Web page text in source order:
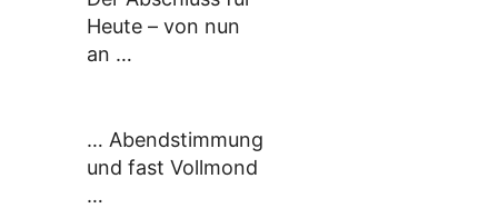
Heute – von nun
an …
… Abendstimmung
und fast Vollmond
…